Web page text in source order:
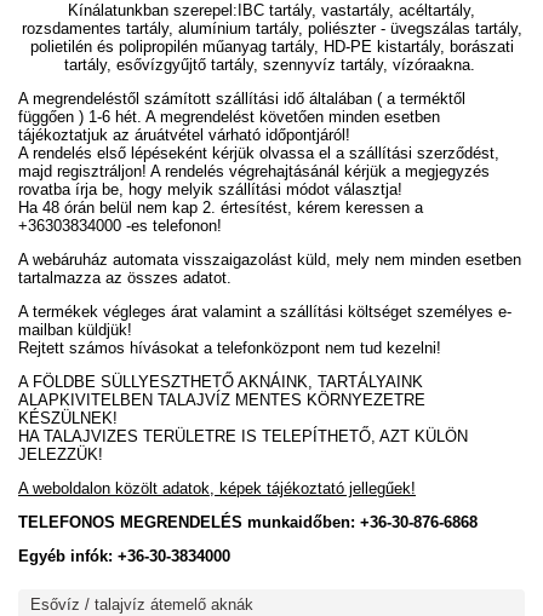
Kínálatunkban szerepel:IBC tartály, vastartály, acéltartály,
rozsdamentes tartály, alumínium tartály, poliészter - üvegszálas tartály,
polietilén és polipropilén műanyag tartály, HD-PE kistartály, borászati
tartály, esővízgyűjtő tartály, szennyvíz tartály, vízóraakna.
A megrendeléstől számított szállítási idő általában ( a terméktől
függően ) 1-6 hét. A megrendelést követően minden esetben
tájékoztatjuk az áruátvétel várható időpontjáról!
A rendelés első lépéseként kérjük olvassa el a szállítási szerződést,
majd regisztráljon! A rendelés végrehajtásánál kérjük a megjegyzés
rovatba írja be, hogy melyik szállítási módot választja!
Ha 48 órán belül nem kap 2. értesítést, kérem keressen a
+36303834000 -es telefonon!
A webáruház automata visszaigazolást küld, mely nem minden esetben
tartalmazza az összes adatot.
A termékek végleges árat valamint a szállítási költséget személyes e-
mailban küldjük!
Rejtett számos hívásokat a telefonközpont nem tud kezelni!
A FÖLDBE SÜLLYESZTHETŐ AKNÁINK, TARTÁLYAINK
ALAPKIVITELBEN TALAJVÍZ MENTES KÖRNYEZETRE
KÉSZÜLNEK!
HA TALAJVIZES TERÜLETRE IS TELEPÍTHETŐ, AZT KÜLÖN
JELEZZÜK!
A weboldalon közölt adatok, képek tájékoztató jellegűek!
TELEFONOS MEGRENDELÉS munkaidőben: +36-30-876-6868
Egyéb infók: +36-30-3834000
Esővíz / talajvíz átemelő aknák